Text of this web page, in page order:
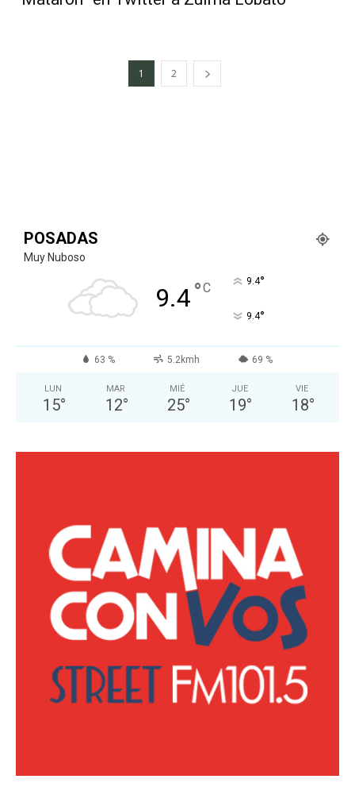
1 2
POSADAS
Muy Nuboso
9.4°C 9.4°
9.4°
63 % 5.2kmh 69 %
LUN
15°
MAR
12°
MIÉ
25°
JUE
19°
VIE
18°